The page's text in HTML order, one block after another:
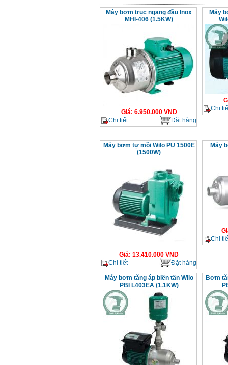
Máy bơm trục ngang đầu Inox
MHI-406 (1.5KW)
Giá: 6.950.000VND
Chi tiết
Đặt hàng
Máy
Chi
Máy bơm tự mồi Wilo PU 1500E
(1500W)
Giá: 13.410.000 VND
Chi tiết
Đặt hàng
Máy
Chi
Máy bơm tăng áp biến tần Wilo
PBI L403EA (1.1KW)
Bơm